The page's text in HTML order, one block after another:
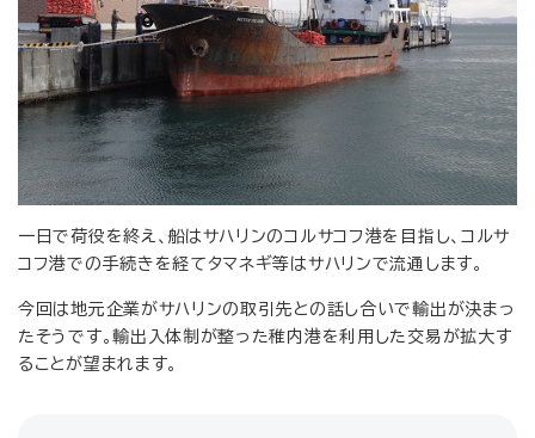
一日で荷役を終え、船はサハリンのコルサコフ港を目指し、コルサ
コフ港での手続きを経てタマネギ等はサハリンで流通します。
今回は地元企業がサハリンの取引先との話し合いで輸出が決まっ
たそうです。輸出入体制が整った稚内港を利用した交易が拡大す
ることが望まれます。